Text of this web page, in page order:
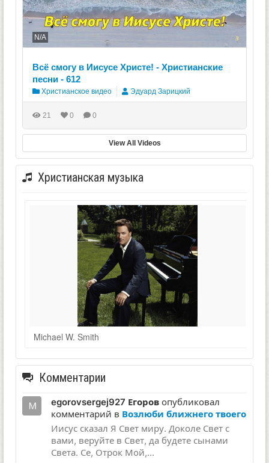
N/A
Всё смогу в Иисусе Христе! - Христианские
песни - 612
Христианское видео Эдуард Зарицкий
21 0 0
View All Videos
Христианская музыка
Michael W. Smith
Комментарии
egorovsergej927 Егоров опубликовал
комментарий в Возлюби ближнего твоего
Иисус сказал Я Свет миру. Доколе Свет с
вами, веруйте в Свет, да будете сынами
Света. Се, Отрок Мой,...